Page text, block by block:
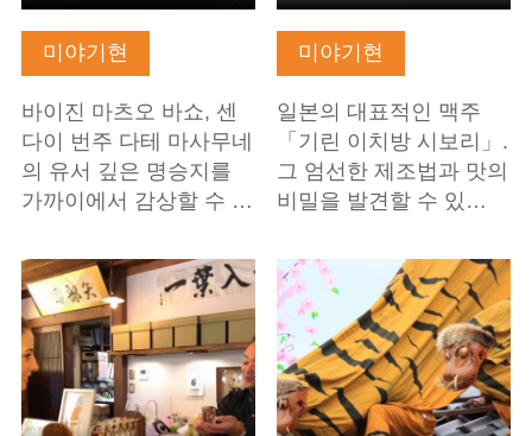
미야기현
바이진 마츠오 바쇼, 센
다이 번주 다테 마사무네
의 유서 깊은 명승지를
가까이에서 감상할 수 …
미야기현
일본의 대표적인 맥주
「기린 이치방 시보리」.
그 엄선한 제조법과 맛의
비밀을 발견할 수 있…
기본정보 보기 기본정보 보기